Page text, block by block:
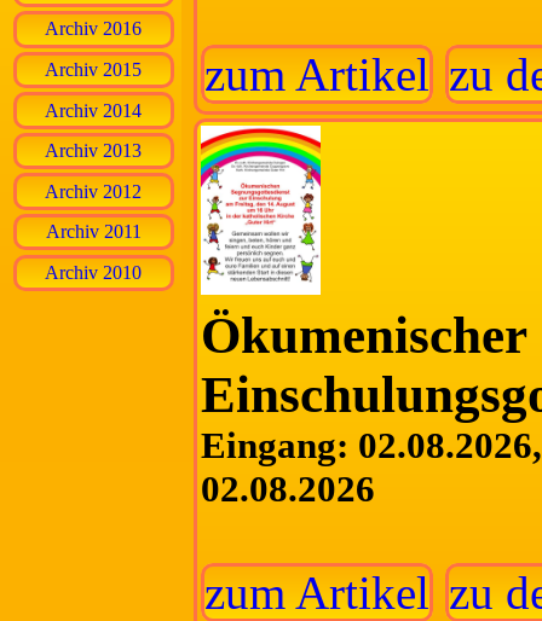
Archiv 2016
Archiv 2015
Archiv 2014
Archiv 2013
Archiv 2012
Archiv 2011
Archiv 2010
zum Artikel zu
Ökumenischer
Eingang:
02.08.2026
zum Artikel zu